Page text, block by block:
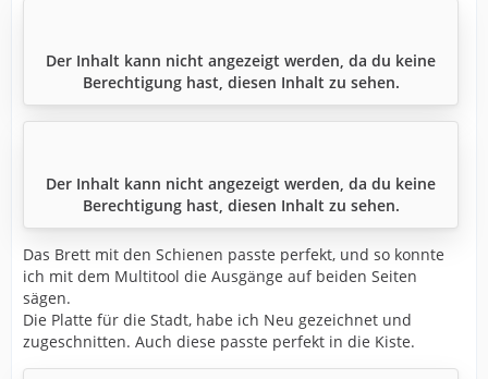
Der Inhalt kann nicht angezeigt werden, da du keine
Berechtigung hast, diesen Inhalt zu sehen.
Der Inhalt kann nicht angezeigt werden, da du keine
Berechtigung hast, diesen Inhalt zu sehen.
Das Brett mit den Schienen passte perfekt, und so konnte
ich mit dem Multitool die Ausgänge auf beiden Seiten
sägen.
Die Platte für die Stadt, habe ich Neu gezeichnet und
zugeschnitten. Auch diese passte perfekt in die Kiste.